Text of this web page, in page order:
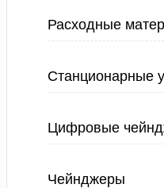
Расходные
Станционарные
Цифровые
Чейнджеры